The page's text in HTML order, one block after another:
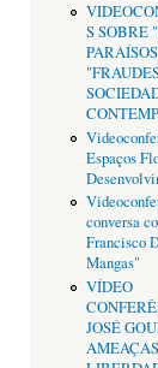
S SOBRE
Espaços
conversa
Francisco
Mangas"
VÍDEO
JOSÉ